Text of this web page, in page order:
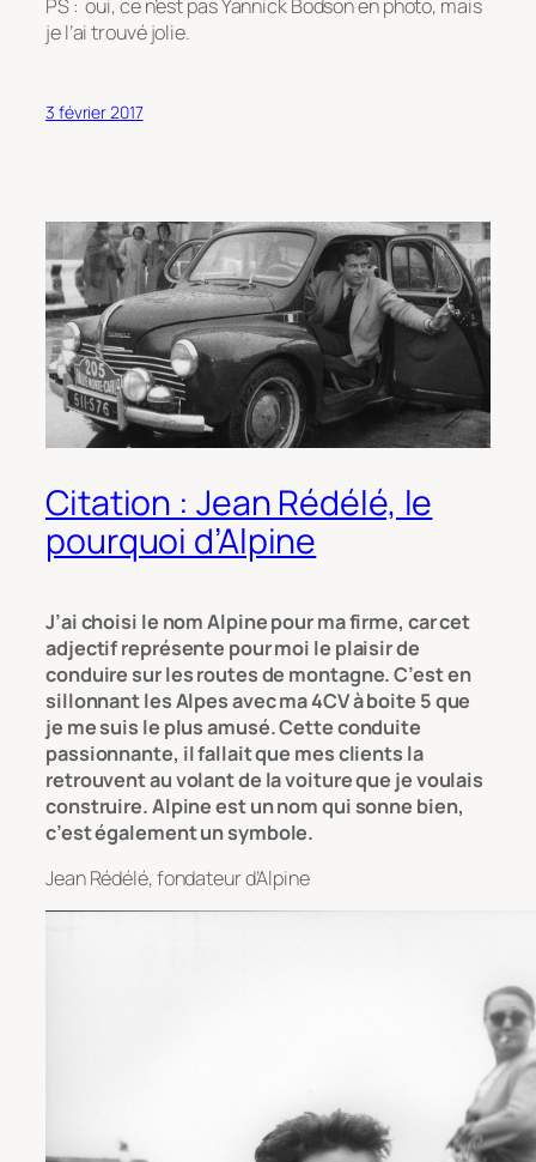
PS : oui, ce n’est pas Yannick Bodson en photo, mais
je l’ai trouvé jolie.
3 février 2017
Citation : Jean Rédélé, le
pourquoi d’Alpine
J’ai choisi le nom Alpine pour ma firme, car cet
adjectif représente pour moi le plaisir de
conduire sur les routes de montagne. C’est en
sillonnant les Alpes avec ma 4CV à boite 5 que
je me suis le plus amusé. Cette conduite
passionnante, il fallait que mes clients la
retrouvent au volant de la voiture que je voulais
construire. Alpine est un nom qui sonne bien,
c’est également un symbole.
Jean Rédélé, fondateur d’Alpine